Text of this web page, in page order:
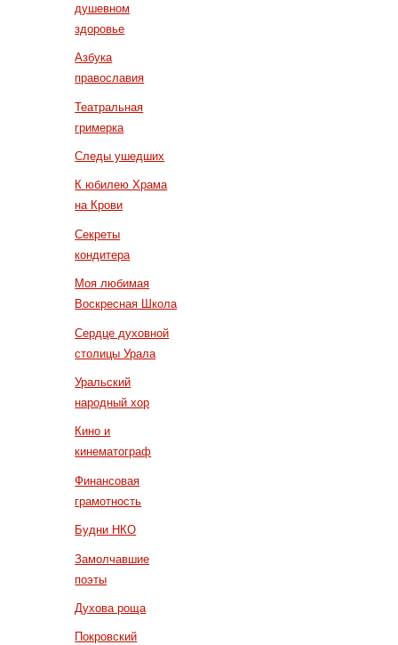
душевном
здоровье
Азбука
православия
Театральная
гримерка
Следы ушедших
К юбилею Храма
на Крови
Секреты
кондитера
Моя любимая
Воскресная Школа
Сердце духовной
столицы Урала
Уральский
народный хор
Кино и
кинематограф
Финансовая
грамотность
Будни НКО
Замолчавшие
поэты
Духова роща
Покровский